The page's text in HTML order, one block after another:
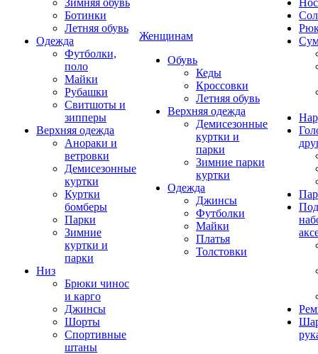
Зимняя обувь
Ботинки
Летняя обувь
Одежда
Футболки,
поло
Майки
Рубашки
Свитшоты и
зипперы
Верхняя одежда
Анораки и
ветровки
Демисезонные
куртки
Куртки
бомберы
Парки
Зимние
куртки и
парки
Низ
Брюки чинос
и карго
Джинсы
Шорты
Спортивные
штаны
Женщинам
Обувь
Кеды
Кроссовки
Летняя обувь
Верхняя одежда
Демисезонные
куртки и
парки
Зимние парки
куртки
Одежда
Джинсы
Футболки
Майки
Платья
Толстовки